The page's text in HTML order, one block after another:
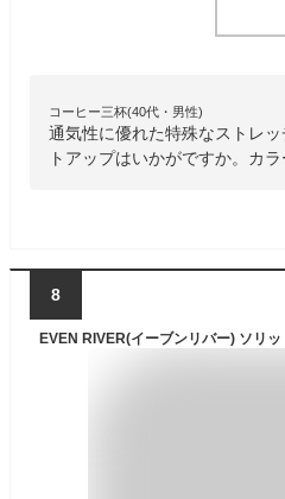
コーヒー三杯(40代・男性)
通気性に優れた特殊なストレ
トアップはいかがですか。カラ
8